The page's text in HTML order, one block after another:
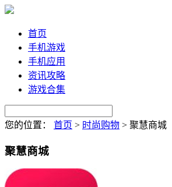
首页
手机游戏
手机应用
资讯攻略
游戏合集
您的位置： 首页 > 时尚购物 > 聚慧商城
聚慧商城